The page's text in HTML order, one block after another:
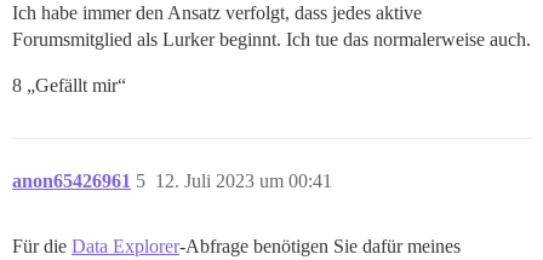
Ich habe immer den Ansatz verfolgt, dass jedes aktive
Forumsmitglied als Lurker beginnt. Ich tue das normalerweise auch.
8 „Gefällt mir“
anon65426961 12. Juli 2023 um 00:41
5
Für die Data Explorer-Abfrage benötigen Sie dafür meines